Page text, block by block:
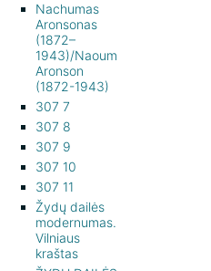
Nachumas
Aronsonas
(1872–
1943)/Naoum
Aronson
(1872-1943)
307 7
307 8
307 9
307 10
307 11
Žydų dailės
modernumas.
Vilniaus
kraštas